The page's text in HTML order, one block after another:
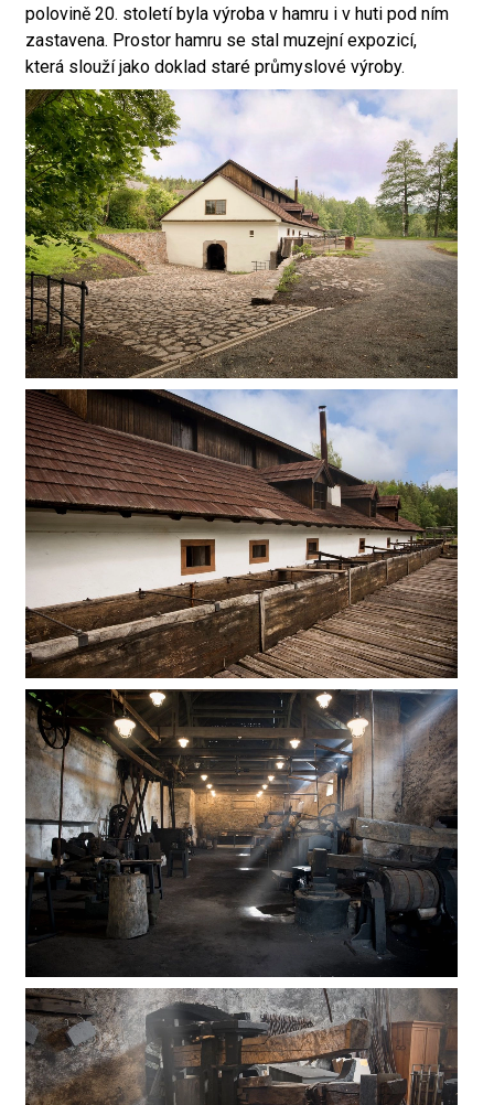
polovině 20. století byla výroba v hamru i v huti pod ním
zastavena. Prostor hamru se stal muzejní expozicí,
která slouží jako doklad staré průmyslové výroby.